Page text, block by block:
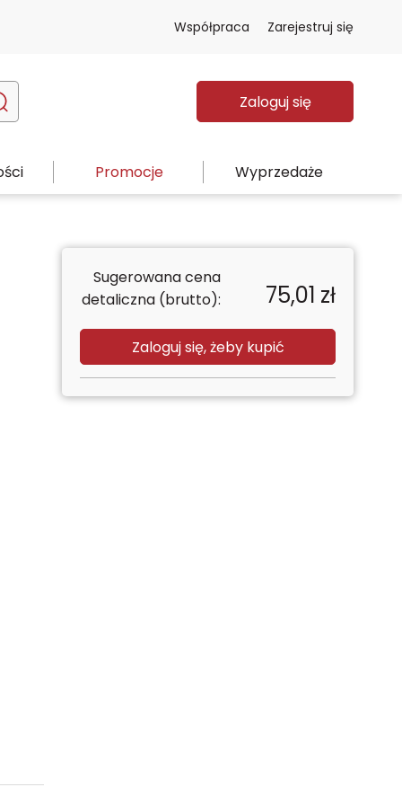
Współpraca Zarejestruj się
Zaloguj się
Promocje Wyprzedaże
Sugerowana cena
detaliczna (brutto):
75,01 zł
Zaloguj się, żeby kupić